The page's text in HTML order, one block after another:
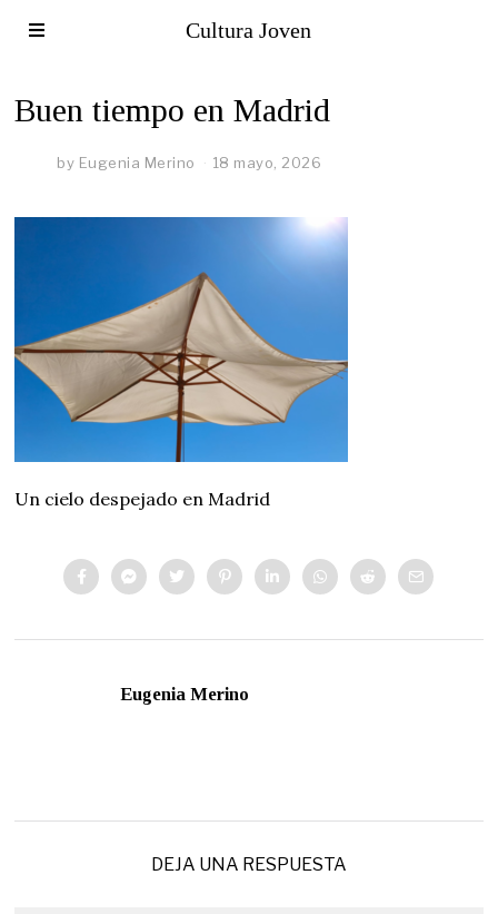
Cultura Joven
Buen tiempo en Madrid
by Eugenia Merino 18 mayo, 2026
Un cielo despejado en Madrid
Eugenia Merino
DEJA UNA RESPUESTA